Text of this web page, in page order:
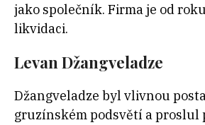
jako společník. Firma je od
likvidaci.
Levan Džangveladze
Džangveladze byl vlivnou
gruzínském podsvětí a proslul